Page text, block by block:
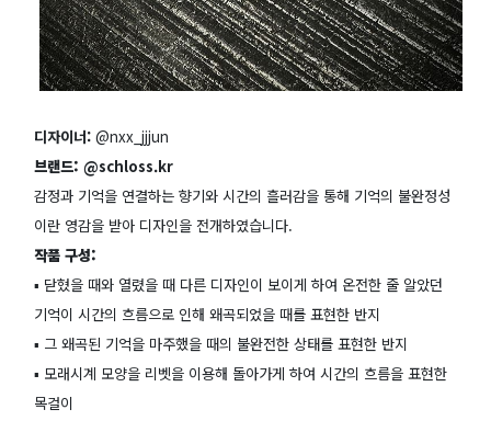
디자이너: @nxx_jjjun
브랜드: @schloss.kr
감정과 기억을 연결하는 향기와 시간의 흘러감을 통해 기억의 불완정성
이란 영감을 받아 디자인을 전개하였습니다.
작품 구성:
▪️ 닫혔을 때와 열렸을 때 다른 디자인이 보이게 하여 온전한 줄 알았던
기억이 시간의 흐름으로 인해 왜곡되었을 때를 표현한 반지
▪️ 그 왜곡된 기억을 마주했을 때의 불완전한 상태를 표현한 반지
▪️ 모래시계 모양을 리벳을 이용해 돌아가게 하여 시간의 흐름을 표현한
목걸이